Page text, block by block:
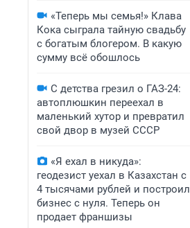
«Теперь мы семья!» Клава
Кока сыграла тайную свадьбу
с богатым блогером. В какую
сумму всё обошлось
С детства грезил о ГАЗ-24:
автоплюшкин переехал в
маленький хутор и превратил
свой двор в музей СССР
«Я ехал в никуда»:
геодезист уехал в Казахстан с
4 тысячами рублей и построил
бизнес с нуля. Теперь он
продает франшизы